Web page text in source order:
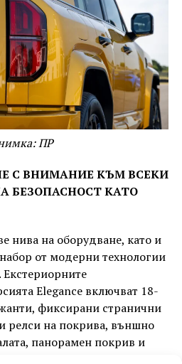
ПР
С ВНИМАНИЕ КЪМ ВСЕКИ
БЕЗОПАСНОСТ КАТО
нива на оборудване, като и
от модерни технологии
Elegance включват 18-
фиксирани странични
релси на покрива, външно
панорамен покрив и